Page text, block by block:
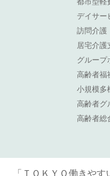
デイサー
訪問介護
居宅介護
グループ
高齢者福
小規模多
高齢者グ
高齢者総
「ＴＯＫＹＯ働きや